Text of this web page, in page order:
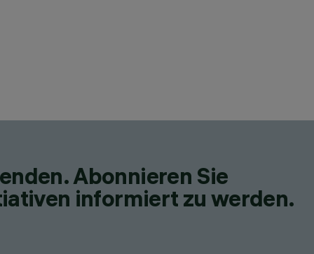
Abonnieren Sie
informiert zu werden.